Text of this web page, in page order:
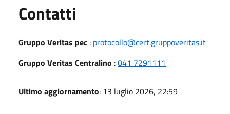
Contatti
Gruppo Veritas pec : protocollo@cert.gruppoveritas.it
Gruppo Veritas Centralino :041 7291111
Ultimo aggiornamento: 13 luglio 2026, 22:59